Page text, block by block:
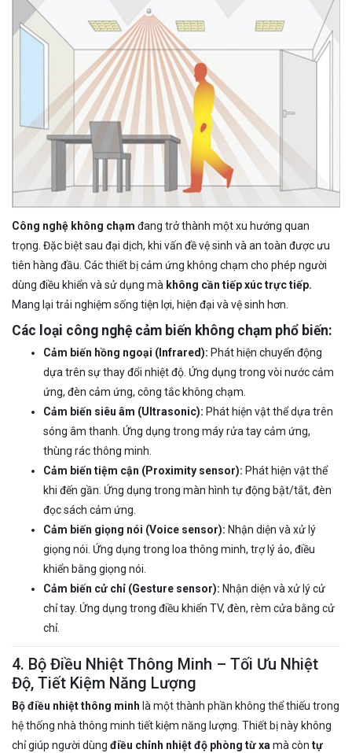
Công nghệ không chạm đang trở thành một xu hướng quan
trọng. Đặc biệt sau đại dịch, khi vấn đề vệ sinh và an toàn được ưu
tiên hàng đầu. Các thiết bị cảm ứng không chạm cho phép người
dùng điều khiển và sử dụng mà không cần tiếp xúc trực tiếp.
Mang lại trải nghiệm sống tiện lợi, hiện đại và vệ sinh hơn.
Các loại công nghệ cảm biến không chạm phổ biến:
Cảm biến hồng ngoại (Infrared): Phát hiện chuyển động
dựa trên sự thay đổi nhiệt độ. Ứng dụng trong vòi nước cảm
ứng, đèn cảm ứng, công tắc không chạm.
Cảm biến siêu âm (Ultrasonic): Phát hiện vật thể dựa trên
sóng âm thanh. Ứng dụng trong máy rửa tay cảm ứng,
thùng rác thông minh.
Cảm biến tiệm cận (Proximity sensor): Phát hiện vật thể
khi đến gần. Ứng dụng trong màn hình tự động bật/tắt, đèn
đọc sách cảm ứng.
Cảm biến giọng nói (Voice sensor): Nhận diện và xử lý
giọng nói. Ứng dụng trong loa thông minh, trợ lý ảo, điều
khiển bằng giọng nói.
Cảm biến cử chỉ (Gesture sensor): Nhận diện và xử lý cử
chỉ tay. Ứng dụng trong điều khiển TV, đèn, rèm cửa bằng cử
chỉ.
4. Bộ Điều Nhiệt Thông Minh – Tối Ưu Nhiệt
Độ, Tiết Kiệm Năng Lượng
Bộ điều nhiệt thông minh là một thành phần không thể thiếu trong
hệ thống nhà thông minh tiết kiệm năng lượng. Thiết bị này không
chỉ giúp người dùng điều chỉnh nhiệt độ phòng từ xamà còn tự